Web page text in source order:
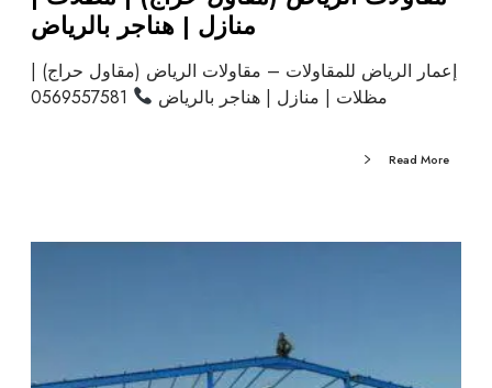
منازل | هناجر بالرياض
إعمار الرياض للمقاولات – مقاولات الرياض (مقاول حراج) |
مظلات | منازل | هناجر بالرياض
Read More